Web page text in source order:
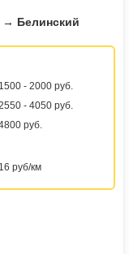
→ Белинский
1500 - 2000 руб.
- 4050 руб.
руб.
16 руб/км